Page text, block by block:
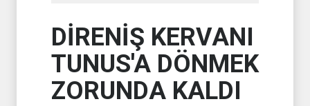
DİRENİŞ KERVANI
TUNUS'A DÖNMEK
ZORUNDA KALDI